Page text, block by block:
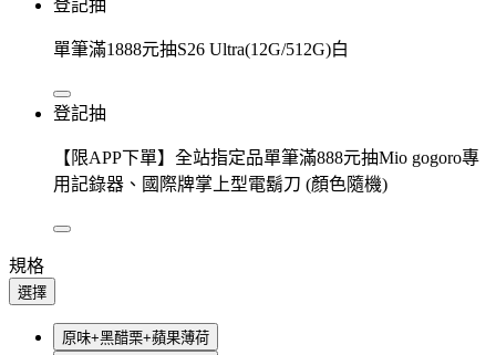
登記抽
單筆滿1888元抽S26 Ultra(12G/512G)白
登記抽
【限APP下單】全站指定品單筆滿888元抽Mio gogoro專
用記錄器、國際牌掌上型電鬍刀 (顏色隨機)
規格
選擇
原味+黑醋栗+蘋果薄荷